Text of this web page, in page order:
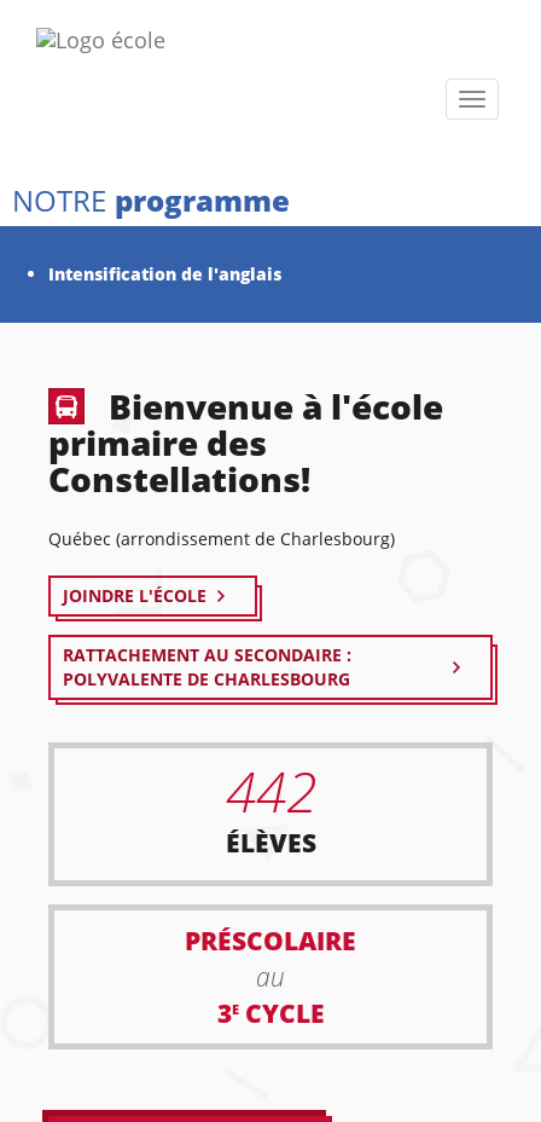
Toggle
NOTRE programme
Intensification de l'anglais
Bienvenue à l'école
primaire des
Constellations!
Québec (arrondissement de Charlesbourg)
JOINDRE L'ÉCOLE
RATTACHEMENT AU SECONDAIRE :
POLYVALENTE DE CHARLESBOURG
442
ÉLÈVES
PRÉSCOLAIRE
au
3ECYCLE